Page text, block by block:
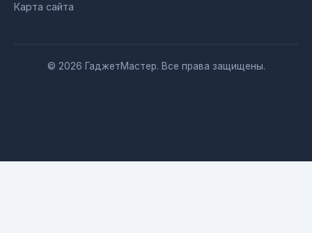
Карта сайта
© 2026 ГаджетМастер. Все права защищены.